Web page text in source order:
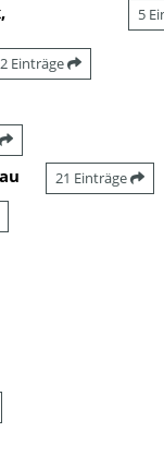
5
2 Einträge
21 Einträge